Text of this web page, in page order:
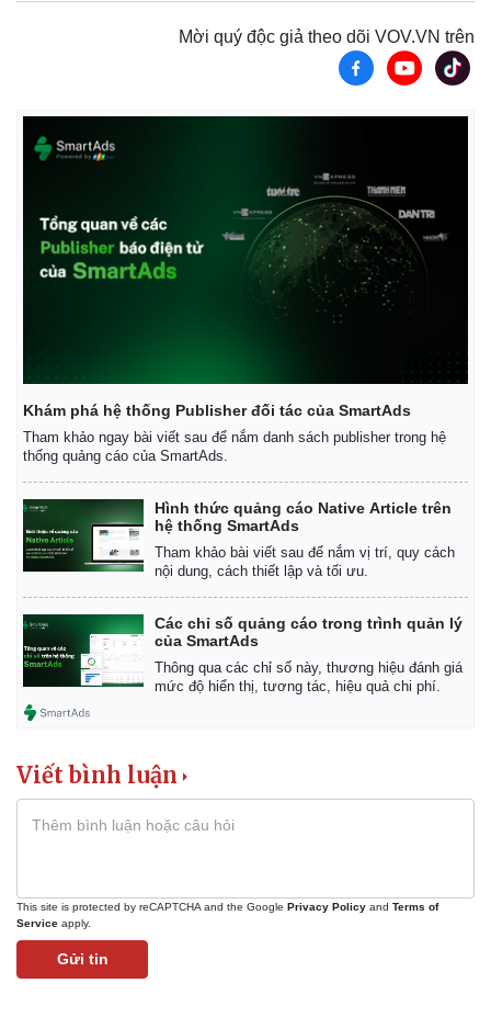
Pháp luật
Vụ án
Tư vấn luật
Quân sự - Quốc phòng
Mời quý độc giả theo dõi VOV.VN trên
Khám phá hệ thống Publisher đối tác của SmartAds
Tham khảo ngay bài viết sau để nắm danh sách publisher trong hệ
thống quảng cáo của SmartAds.
Hình thức quảng cáo Native Article trên
hệ thống SmartAds
Tham khảo bài viết sau để nắm vị trí, quy cách
nội dung, cách thiết lập và tối ưu.
Các chỉ số quảng cáo trong trình quản lý
của SmartAds
Thông qua các chỉ số này, thương hiệu đánh giá
mức độ hiển thị, tương tác, hiệu quả chi phí.
Viết bình luận
This site is protected by reCAPTCHA and the Google Privacy Policy and Terms of
Service apply.
Gửi tin